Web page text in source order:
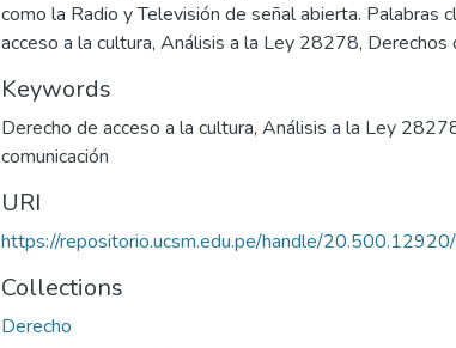
como la Radio y Televisión de señal abierta. Palabras
acceso a la cultura, Análisis a la Ley 28278, Derechos
Keywords
Derecho de acceso a la cultura, Análisis a la Ley
comunicación
URI
https://repositorio.ucsm.edu.pe/handle/
Collections
Derecho